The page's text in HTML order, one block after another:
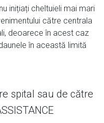
inițiați cheltuieli mai mari
către centrala
deoarece în acest caz
în această limită
spital sau de către